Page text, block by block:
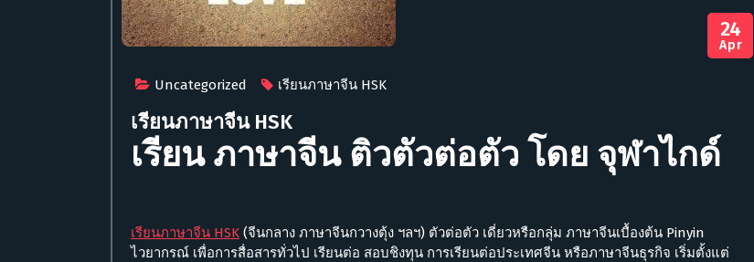
Uncategorized เรียนภาษาจีน HSK
24
Apr
เรียนภาษาจีน HSK
เรียน ภาษาจีน ติวตัวต่อตัว โดย จุฬาไกด์
เรียนภาษาจีน HSK (จีนกลาง ภาษาจีนกวางตุ้ง ฯลฯ) ตัวต่อตัว เดี่ยวหรือกลุ่ม ภาษาจีนเบื้องต้น Pinyin
ไวยากรณ์ เพื่อการสื่อสารทั่วไป เรียนต่อ สอบชิงทุน การเรียนต่อประเทศจีน หรือภาษาจีนธุรกิจ เริ่มตั้งแต่